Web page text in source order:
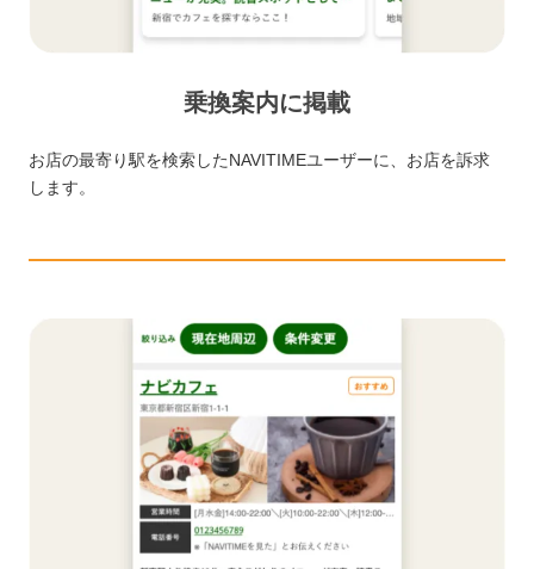
乗換案内に掲載
お店の最寄り駅を検索したNAVITIMEユーザーに、お店を訴求
します。